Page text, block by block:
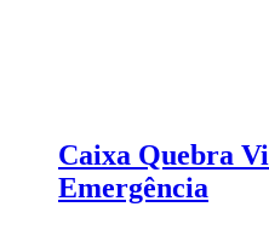
Caixa Quebra
Emergência